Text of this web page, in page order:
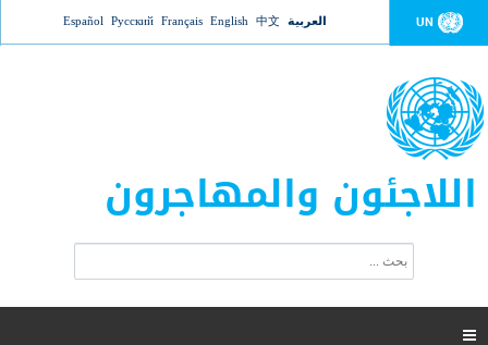
Jump to navigation UN العربية 中文
English
Français
Русский
Español
اللاجئون والمهاجرون
ت
ب
